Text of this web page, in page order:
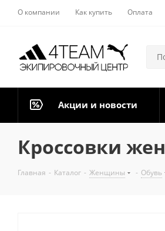
О компании Как купить Оплата
Акции и новости
Кроссовки
Главная - Каталог - Женщины - Обувь